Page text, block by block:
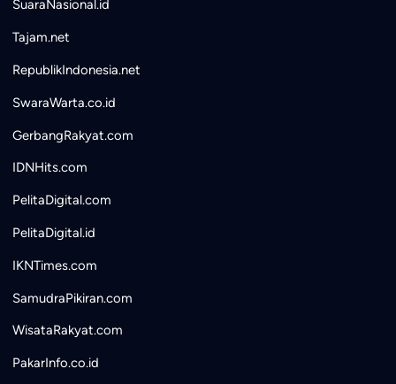
SuaraNasional.id
Tajam.net
RepublikIndonesia.net
SwaraWarta.co.id
GerbangRakyat.com
IDNHits.com
PelitaDigital.com
PelitaDigital.id
IKNTimes.com
SamudraPikiran.com
WisataRakyat.com
PakarInfo.co.id